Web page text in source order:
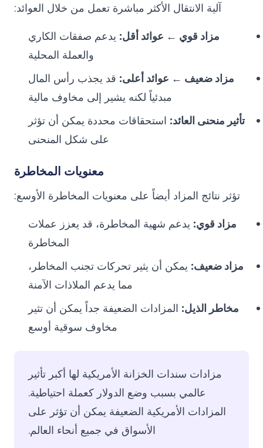
آلية الانتقال الأكثر مباشرة تعمل من خلال العوائد:
مزاد قوي ← عوائد أقل: يدعم صفقات الكاري
والعملة المحلية
مزاد ضعيف ← عوائد أعلى: قد يجذب رأس المال
مبدئياً لكنه يشير إلى مخاوف مالية
تأثير منحنى العائد: استحقاقات محددة يمكن أن تؤثر
على شكل المنحنى
معنويات المخاطرة
تؤثر نتائج المزاد أيضاً على معنويات المخاطرة الأوسع:
مزاد قوي: يدعم شهية المخاطرة، قد يعزز عملات
المخاطرة
مزاد ضعيف: يمكن أن يثير تحركات تجنب المخاطر،
مما يدعم الملاذات الآمنة
مخاطر الذيل: المزادات الضعيفة جداً يمكن أن تثير
مخاوف سوقية أوسع
مزادات سندات الخزانة الأمريكية لها أكبر تأثير
عالمي بسبب وضع الدولار كعملة احتياطية.
المزادات الأمريكية الضعيفة يمكن أن تؤثر على
الأسواق في جميع أنحاء العالم.